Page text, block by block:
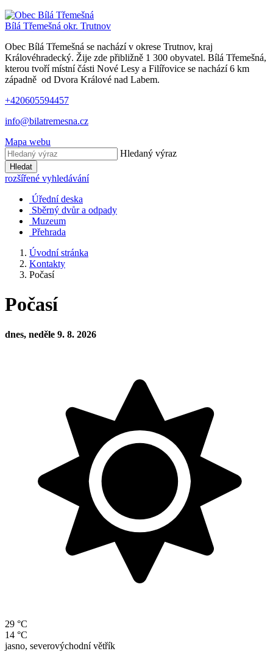
Bílá Třemešná okr. Trutnov
Obec Bílá Třemešná se nachází v okrese Trutnov, kraj
Královéhradecký. Žije zde přibližně 1 300 obyvatel. Bílá Třemešná,
kterou tvoří místní části Nové Lesy a Filířovice se nachází 6 km
západně od Dvora Králové nad Labem.
+420605594457
info@bilatremesna.cz
Mapa webu
Hledaný výraz
Hledat
rozšířené vyhledávání
Úřední deska
Sběrný dvůr a odpady
Muzeum
Přehrada
Úvodní stránka
Kontakty
Počasí
Počasí
dnes, neděle 9. 8. 2026
29 °C
14 °C
jasno, severovýchodní větřík